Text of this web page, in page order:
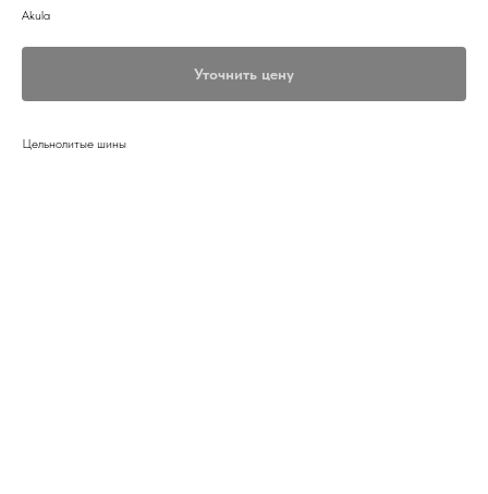
Akula
Уточнить цену
Цельнолитые шины